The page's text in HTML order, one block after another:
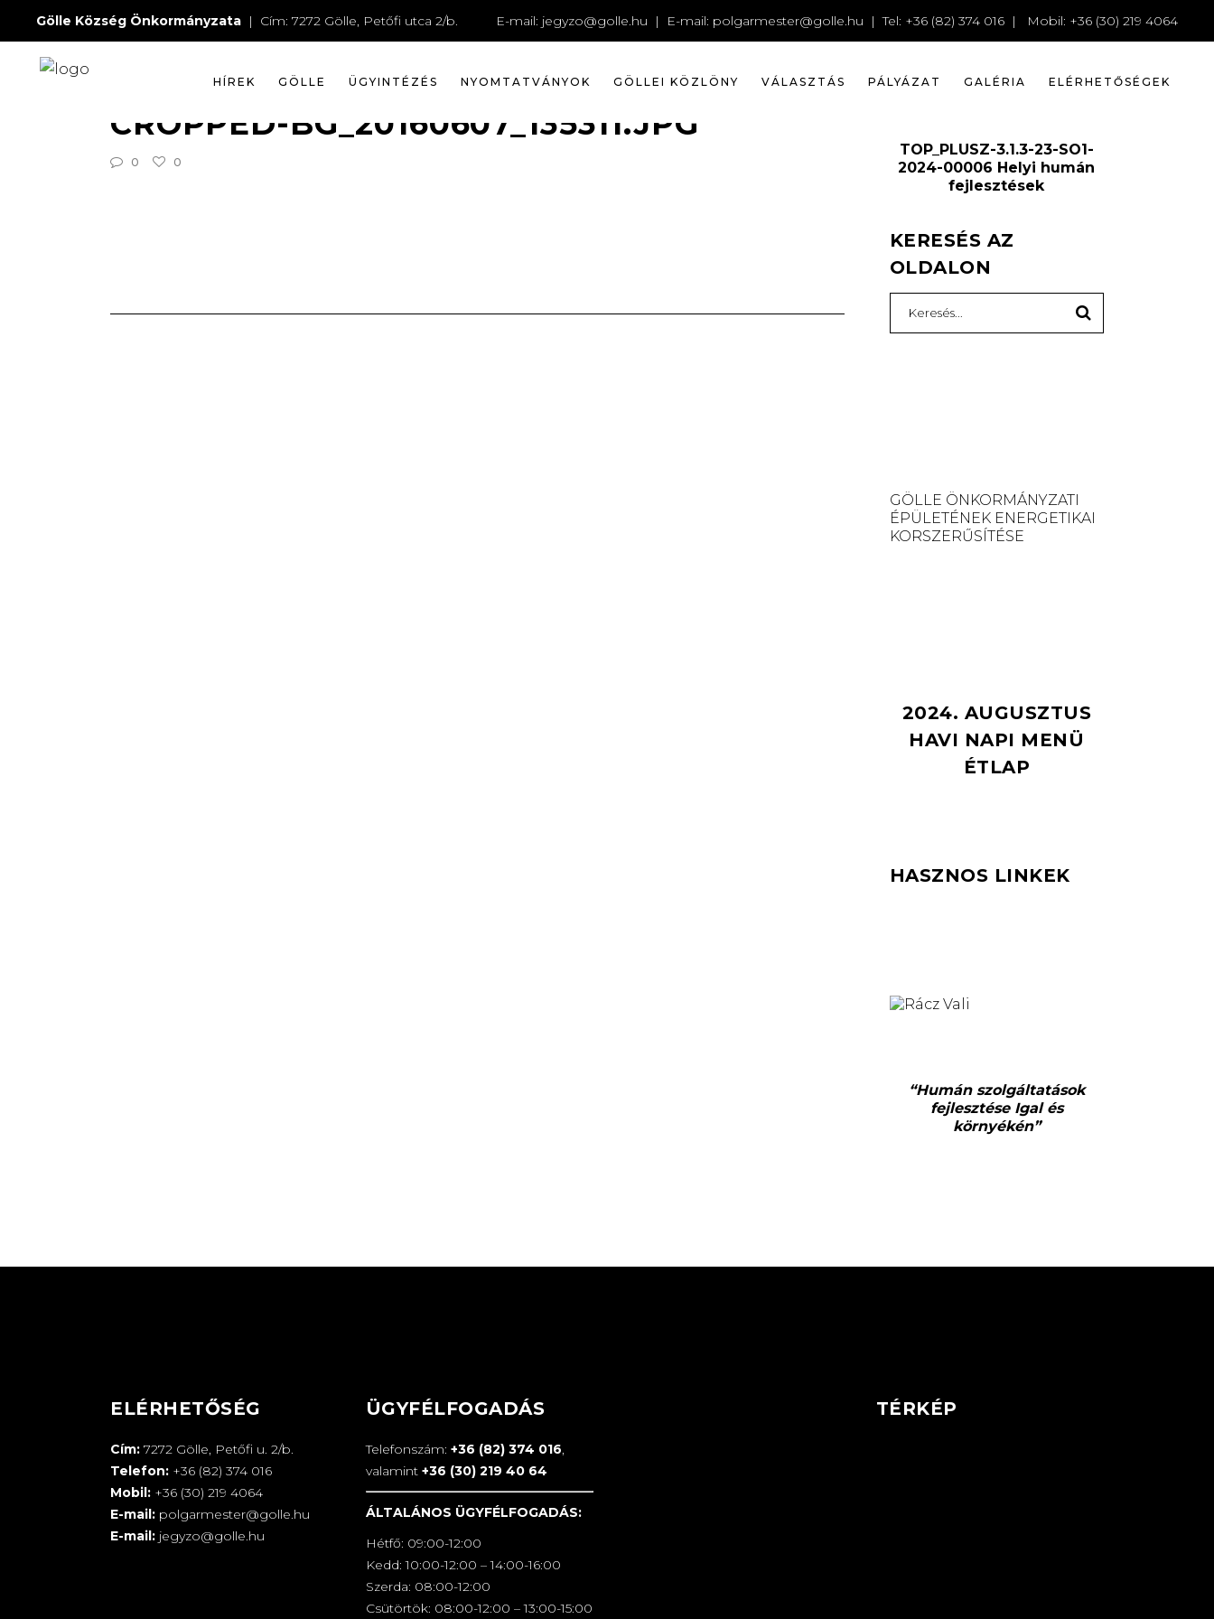
Gölle Község Önkormányzata | Cím: 7272 Gölle, Petőfi utca 2/b. E-mail: jegyzo@golle.hu | E-mail: polgarmester@golle.hu | Tel: +36 (82) 374 016 | Mobil: +36 (30) 219 4064
HÍREK GÖLLE ÜGYINTÉZÉS NYOMTATVÁNYOK GÖLLEI KÖZLÖNY VÁLASZTÁS PÁLYÁZAT GALÉRIA ELÉRHETŐSÉGEK
BG_20160607_135311.JPG
WEBMESTER
CROPPED-BG_20160607_135311.JPG
0 0
TOP_PLUSZ-3.1.3-23-SO1-
2024-00006 Helyi humán
fejlesztések
KERESÉS AZ
OLDALON
for:
GÖLLE ÖNKORMÁNYZATI
ÉPÜLETÉNEK ENERGETIKAI
KORSZERŰSÍTÉSE
2024. AUGUSZTUS
HAVI NAPI MENÜ
ÉTLAP
HASZNOS LINKEK
“Humán szolgáltatások
fejlesztése Igal és
környékén”
ELÉRHETŐSÉG
Cím: 7272 Gölle, Petőfi u. 2/b.
Telefon: +36 (82) 374 016
Mobil: +36 (30) 219 4064
E-mail: polgarmester@golle.hu
E-mail: jegyzo@golle.hu
ÜGYFÉLFOGADÁS
Telefonszám: +36 (82) 374 016,
valamint +36 (30) 219 40 64
ÁLTALÁNOS ÜGYFÉLFOGADÁS:
Hétfő: 09:00-12:00
Kedd: 10:00-12:00 – 14:00-16:00
Szerda: 08:00-12:00
Csütörtök: 08:00-12:00 – 13:00-15:00
TÉRKÉP